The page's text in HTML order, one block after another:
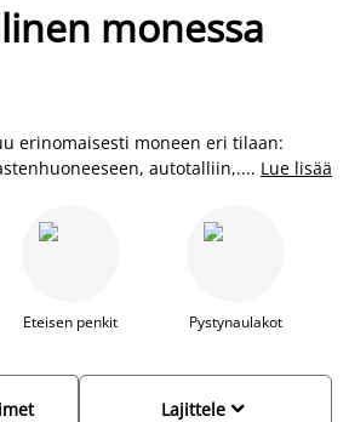
monessa
erinomaisesti moneen eri tilaan:
autotalliin,
vähän tilaa. Seinään kiinnitettävillä
ja tyylikkään kokonaisuuden juuri
... Lue lisää
Eteisen penkit Pystynaulakot

Lajittele